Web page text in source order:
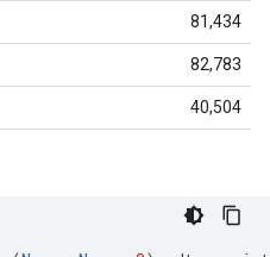
81,434
82,783
40,504